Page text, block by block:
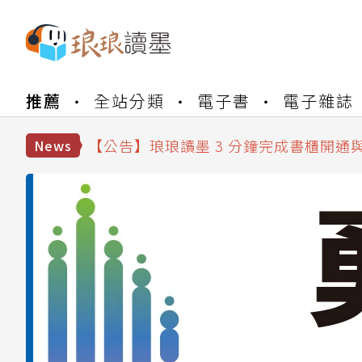
推薦 全站分類 電子書 電子雜誌
News
【公告】琅琅讀墨數位閱讀資產合併與
【公告】琅琅讀墨 3 分鐘完成書櫃開
【公告】琅琅讀墨數位閱讀資產合併與